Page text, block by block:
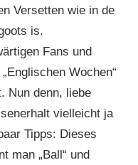
Versetten wie in de
is.
Fans und
Wochen“
Nun denn, liebe
vielleicht ja
Tipps: Dieses
man „Ball“ und